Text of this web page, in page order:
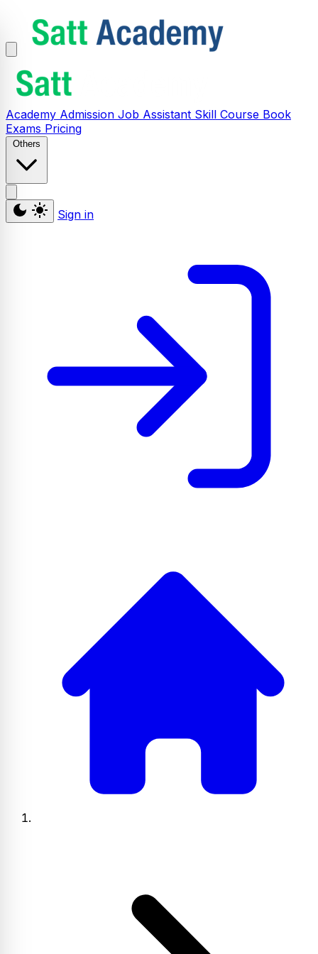
Academy Admission Job Assistant Skill Course Book
Exams Pricing
Others
Sign in